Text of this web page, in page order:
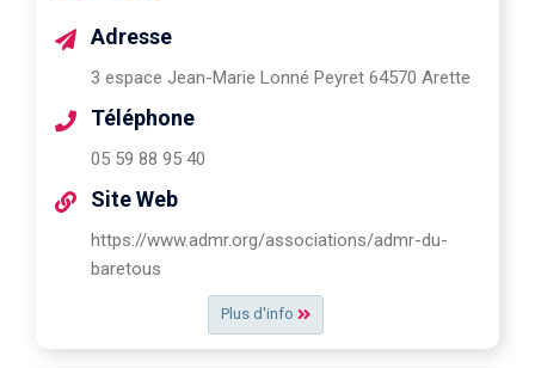
Plus d'info
Adresse
3 espace Jean-Marie Lonné Peyret 64570 Arette
Téléphone
05 59 88 95 40
Site Web
https://www.admr.org/associations/admr-du-
baretous